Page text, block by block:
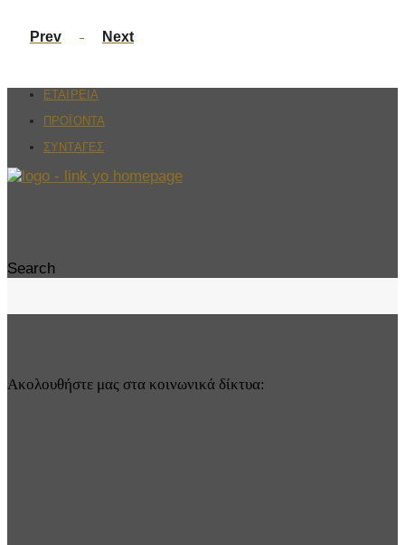
Prev Next
ΕΤΑΙΡΕΙΑ
ΠΡΟΪΟΝΤΑ
ΣΥΝΤΑΓΕΣ
Search
Ακολουθήστε μας στα κοινωνικά δίκτυα: